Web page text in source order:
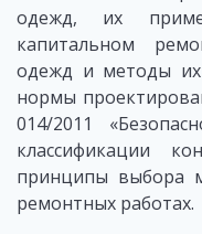
одежд, их
капитальном
одежд и методы их
нормы
014/2011
классификации
принципы выбора
ремонтных работах.